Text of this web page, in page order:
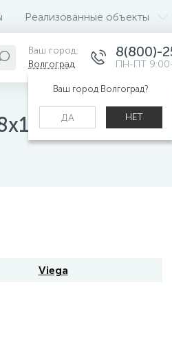
Реализованные объекты
Ваш город:
Волгоград
Ваш город Волгоград?
ДА НЕТ
8(800)-
ПН-ПТ
VIEGA
Viega